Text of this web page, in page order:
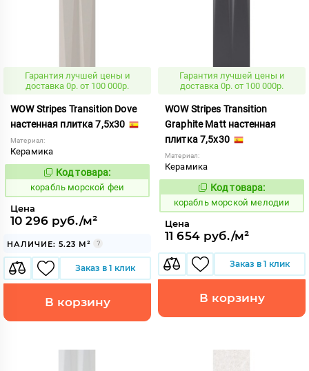
Гарантия лучшей цены и
доставка 0р. от 100 000р.
WOW Stripes Transition Dove
настенная плитка 7,5x30
Материал:
Керамика
773238
Код товара:
корабль морской феи
Цена
10 296 руб./м²
НАЛИЧИЕ: 5.23 М²
Заказ в 1 клик
В корзину
Гарантия лучшей цены и
доставка 0р. от 100 000р.
WOW Stripes Transition
Graphite Matt настенная
плитка 7,5x30
Материал:
Керамика
773173
Код товара:
корабль морской мелодии
Цена
11 654 руб./м²
Заказ в 1 клик
В корзину